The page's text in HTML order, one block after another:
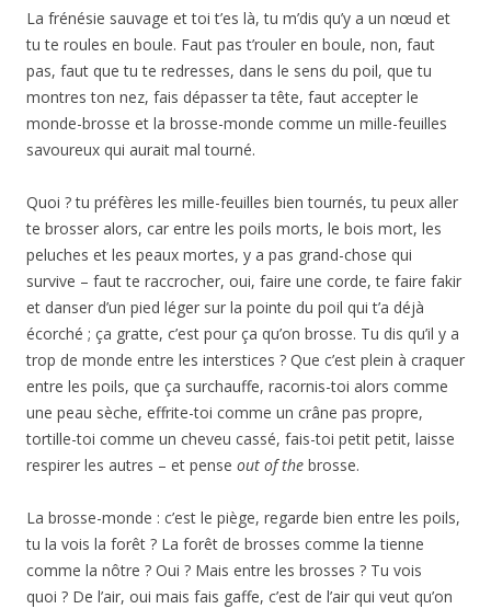
La frénésie sauvage et toi t’es là, tu m’dis qu’y a un nœud et
tu te roules en boule. Faut pas t’rouler en boule, non, faut
pas, faut que tu te redresses, dans le sens du poil, que tu
montres ton nez, fais dépasser ta tête, faut accepter le
monde-brosse et la brosse-monde comme un mille-feuilles
savoureux qui aurait mal tourné.
Quoi ? tu préfères les mille-feuilles bien tournés, tu peux aller
te brosser alors, car entre les poils morts, le bois mort, les
peluches et les peaux mortes, y a pas grand-chose qui
survive – faut te raccrocher, oui, faire une corde, te faire fakir
et danser d’un pied léger sur la pointe du poil qui t’a déjà
écorché ; ça gratte, c’est pour ça qu’on brosse. Tu dis qu’il y a
trop de monde entre les interstices ? Que c’est plein à craquer
entre les poils, que ça surchauffe, racornis-toi alors comme
une peau sèche, effrite-toi comme un crâne pas propre,
tortille-toi comme un cheveu cassé, fais-toi petit petit, laisse
respirer les autres – et pense out of the brosse.
La brosse-monde : c’est le piège, regarde bien entre les poils,
tu la vois la forêt ? La forêt de brosses comme la tienne
comme la nôtre ? Oui ? Mais entre les brosses ? Tu vois
quoi ? De l’air, oui mais fais gaffe, c’est de l’air qui veut qu’on